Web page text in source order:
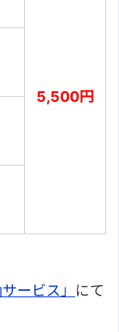
5,500円
ービス」 にて